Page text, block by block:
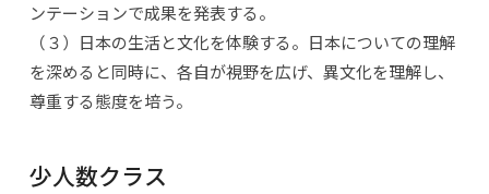
ンテーションで成果を発表する。
（３）日本の生活と文化を体験する。日本についての理解
を深めると同時に、各自が視野を広げ、異文化を理解し、
尊重する態度を培う。
少人数クラス